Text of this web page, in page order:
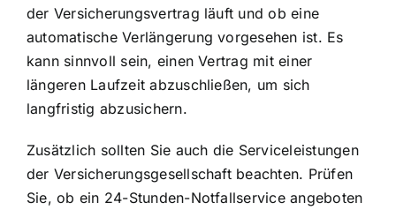
der Versicherungsvertrag läuft und ob eine
automatische Verlängerung vorgesehen ist. Es
kann sinnvoll sein, einen Vertrag mit einer
längeren Laufzeit abzuschließen, um sich
langfristig abzusichern.
Zusätzlich sollten Sie auch die Serviceleistungen
der Versicherungsgesellschaft beachten. Prüfen
Sie, ob ein 24-Stunden-Notfallservice angeboten